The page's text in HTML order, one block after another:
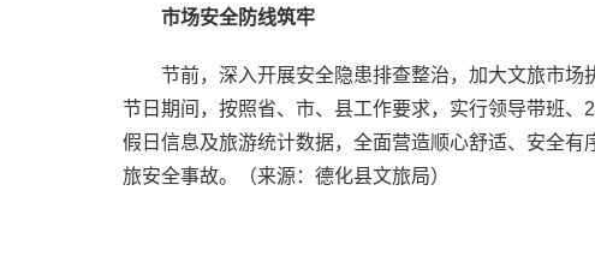
市场安全防线筑牢
节前，深入开展安全隐患排查整治，加大文旅市场
节日期间，按照省、市、县工作要求，实行领导带班
假日信息及旅游统计数据，全面营造顺心舒适、安全
旅安全事故。（来源：德化县文旅局）